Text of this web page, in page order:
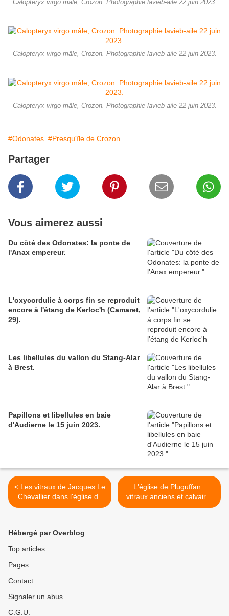
Calopteryx virgo mâle, Crozon. Photographie lavieb-aile 22 juin 2023.
Calopteryx virgo mâle, Crozon. Photographie lavieb-aile 22 juin 2023.
Calopteryx virgo mâle, Crozon. Photographie lavieb-aile 22 juin 2023.
#Odonates. #Presqu'île de Crozon
Partager
Vous aimerez aussi
Du côté des Odonates: la ponte de
l'Anax empereur.
L'oxycordulie à corps fin se reproduit
encore à l'étang de Kerloc'h (Camaret,
29).
Les libellules du vallon du Stang-Alar
à Brest.
Papillons et libellules en baie
d'Audierne le 15 juin 2023.
< Les vitraux de Jacques Le
Chevallier dans l'église de
Sizun.
L'église de Pluguffan :
vitraux anciens et calvaire.
>
Hébergé par Overblog
Top articles
Pages
Contact
Signaler un abus
C.G.U.